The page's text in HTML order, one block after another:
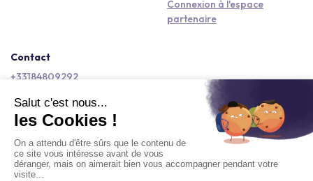
Connexion à l'espace
partenaire
Contact
+33184809292
Copyright © 2026 Kactus Tous droits réservés
Conditions générales d'utilisation
Mentions légales